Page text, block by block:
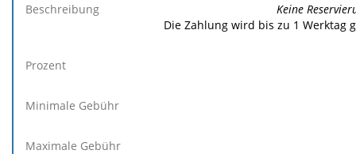
Keine
Die Zahlung wird bis zu 1 Werktag